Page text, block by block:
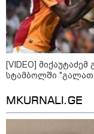
[VIDEO]
სტამბოლში
MKURNALI.GE